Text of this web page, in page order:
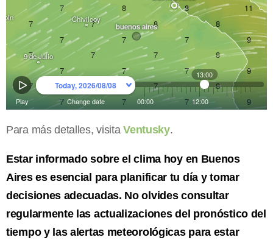
Para más detalles, visitaVentusky.
Estar informado sobre el clima hoy en Buenos
Aires es esencial para planificar tu día y tomar
decisiones adecuadas. No olvides consultar
regularmente las actualizaciones del pronóstico del
tiempo y las alertas meteorológicas para estar